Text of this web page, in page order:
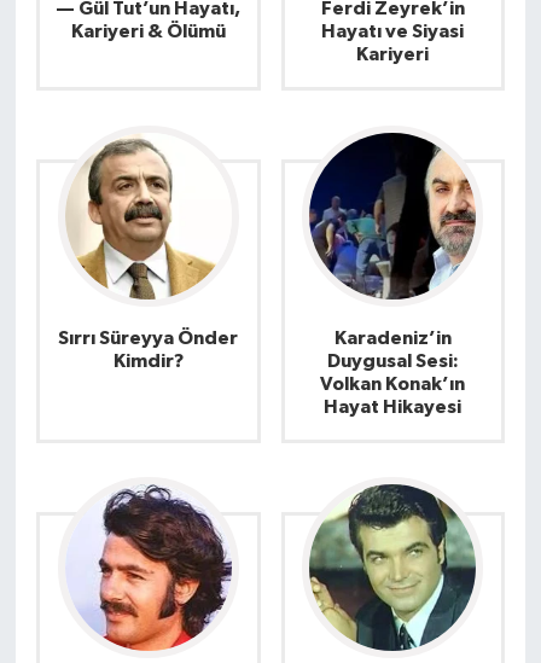
— Gül Tut’un Hayatı,
Kariyeri & Ölümü
Ferdi Zeyrek’in
Hayatı ve Siyasi
Kariyeri
Sırrı Süreyya Önder
Kimdir?
Karadeniz’in
Duygusal Sesi:
Volkan Konak’ın
Hayat Hikayesi